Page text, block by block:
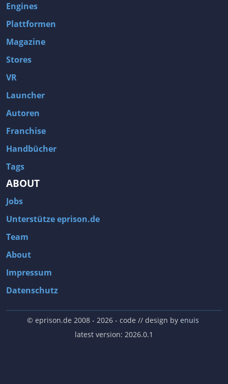
Engines
Plattformen
Magazine
Stores
VR
Launcher
Autoren
Franchise
Handbücher
Tags
ABOUT
Jobs
Unterstütze eprison.de
Team
About
Impressum
Datenschutz
© eprison.de 2008 - 2026- code // design by enuis
latest version: 2026.0.1